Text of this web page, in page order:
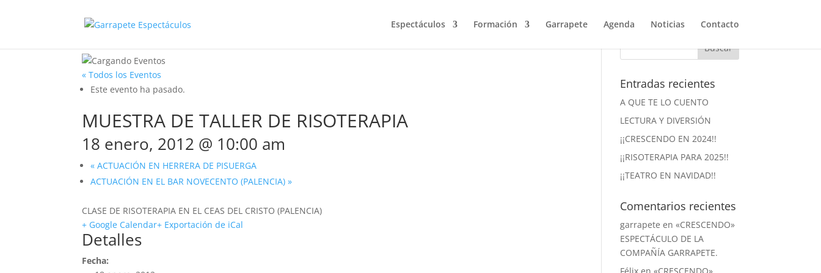
Espectáculos Formación Garrapete Agenda Noticias Contacto
« Todos los Eventos
Este evento ha pasado.
MUESTRA DE TALLER DE RISOTERAPIA
18 enero, 2012 @ 10:00 am
« ACTUACIÓN EN HERRERA DE PISUERGA
ACTUACIÓN EN EL BAR NOVECENTO (PALENCIA)»
CLASE DE RISOTERAPIA EN EL CEAS DEL CRISTO (PALENCIA)
+ Google Calendar+ Exportación de iCal
Detalles
Fecha:
Entradas recientes
A QUE TE LO CUENTO
LECTURA Y DIVERSIÓN
¡¡CRESCENDO EN 2024!!
¡¡RISOTERAPIA PARA 2025!!
¡¡TEATRO EN NAVIDAD!!
Comentarios recientes
garrapete en«CRESCENDO»
ESPECTÁCULO DE LA
COMPAÑÍA GARRAPETE.